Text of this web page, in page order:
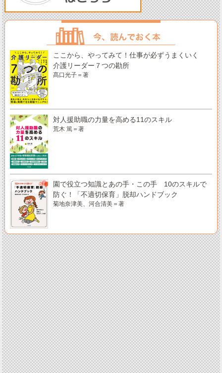
ここから、やってみて！仕事が必ずうまくいく
介護リーダー７つの勘所
髙口光子＝著
対人援助職の力量を高める11のスキル
荒木 篤＝著
園で役立つ知識とあの手・この手 10のスキルで
防ぐ！「不適切保育」脱却ハンドブック
菊地奈津美、河合清美＝著